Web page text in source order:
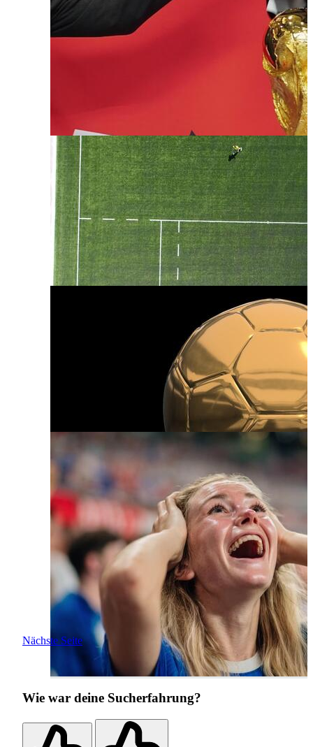
Nächste Seite
Wie war deine Sucherfahrung?